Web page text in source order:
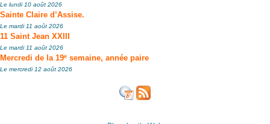
Le lundi 10 août 2026
Sainte Claire d’Assise.
Le mardi 11 août 2026
11 Saint Jean XXIII
Le mardi 11 août 2026
Mercredi de la 19e semaine, année paire
Le mercredi 12 août 2026